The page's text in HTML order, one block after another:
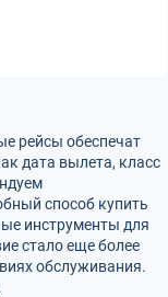
рейсы обеспечат
дата вылета, класс
способ купить
инструменты для
стало еще более
обслуживания.